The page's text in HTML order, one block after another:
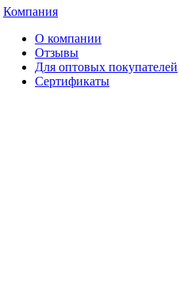
Компания
О компании
Отзывы
Для оптовых покупателей
Сертификаты